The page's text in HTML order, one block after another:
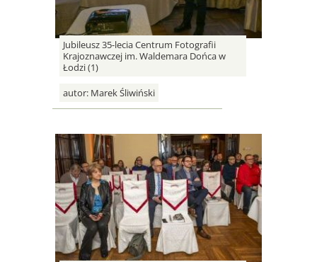
Jubileusz 35-lecia Centrum Fotografii
Krajoznawczej im. Waldemara Dońca w
Łodzi (1)
autor: Marek Śliwiński